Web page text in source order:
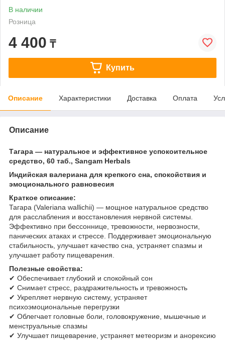
В наличии
Розница
4 400 ₸
Купить
Описание Характеристики Доставка Оплата
Описание
Тагара — натуральное и эффективное успокоительное
средство, 60 таб., Sangam Herbals
Индийская валериана для крепкого сна, спокойствия и
эмоционального равновесия
Краткое описание:
Тагара (Valeriana wallichii) — мощное натуральное средство
для расслабления и восстановления нервной системы.
Эффективно при бессоннице, тревожности, нервозности,
панических атаках и стрессе. Поддерживает эмоциональную
стабильность, улучшает качество сна, устраняет спазмы и
улучшает работу пищеварения.
Полезные свойства:
✔ Обеспечивает глубокий и спокойный сон
✔ Снимает стресс, раздражительность и тревожность
✔ Укрепляет нервную систему, устраняет
психоэмоциональные перегрузки
✔ Облегчает головные боли, головокружение, мышечные и
менструальные спазмы
✔ Улучшает пищеварение, устраняет метеоризм и анорексию